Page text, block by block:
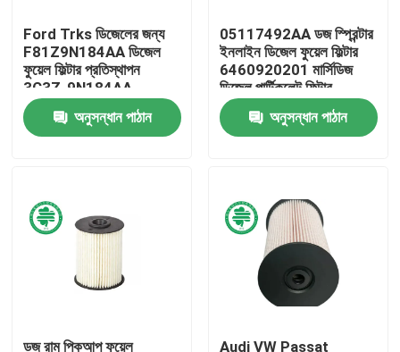
পণ্য
আমাদের সম্পর্কে
Ford Trks ডিজেলের জন্য
F81Z9N184AA ডিজেল
ফুয়েল ফিল্টার প্রতিস্থাপন
3C3Z-9N184AA
অনুসন্ধান পাঠান
05117492AA ডজ স্প্রিন্টার
ইনলাইন ডিজেল ফুয়েল ফিল্টার
6460920201 মার্সিডিজ
ডিজেল পার্টিকুলেট ফিল্টার
অনুসন্ধান পাঠান
ডজ রাম পিকআপ ফুয়েল
Audi VW Passat